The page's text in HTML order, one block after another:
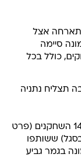
אצל
סיימה
כולל בכל
תצליח נתניה
* עומר פרץ הוא השריד היחיד מ-14 השחקנים (פרט
ששותפו
בגמר גביע